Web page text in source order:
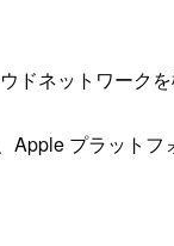
ドネットワーク
プラットフ